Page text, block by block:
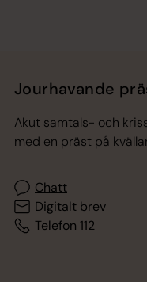
Jourhavande
Akut samtals- och
med en präst på
Chatt
Digitalt brev
Telefon 112